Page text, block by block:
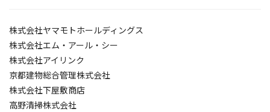
株式会社ヤマモトホールディングス
株式会社エム・アール・シー
株式会社アイリンク
京都建物総合管理株式会社
株式会社下屋敷商店
高野清掃株式会社